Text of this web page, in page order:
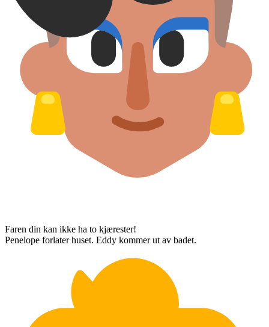
Faren din kan ikke ha to kjærester!
Penelope forlater huset. Eddy kommer ut av badet.